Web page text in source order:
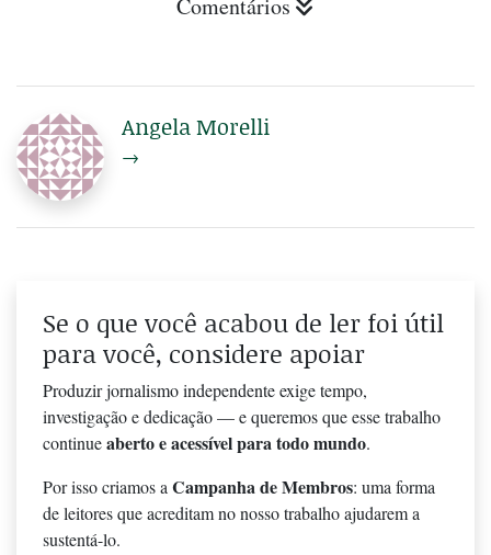
Comentários
Angela Morelli
→
Se o que você acabou de ler foi útil
para você, considere apoiar
Produzir jornalismo independente exige tempo,
investigação e dedicação — e queremos que esse trabalho
continueaberto e acessível para todo mundo.
Por isso criamos aCampanha de Membros: uma forma
de leitores que acreditam no nosso trabalho ajudarem a
sustentá-lo.